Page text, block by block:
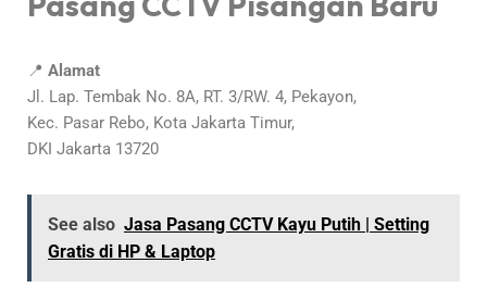
📍 Alamat
Jl. Lap. Tembak No. 8A, RT. 3/RW. 4, Pekayon,
Kec. Pasar Rebo, Kota Jakarta Timur,
DKI Jakarta 13720
See also Jasa Pasang CCTV Kayu Putih | Setting
Gratis di HP & Laptop